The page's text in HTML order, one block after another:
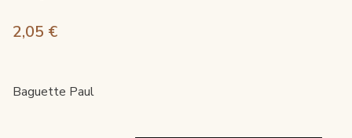
2,05 €
Baguette Paul